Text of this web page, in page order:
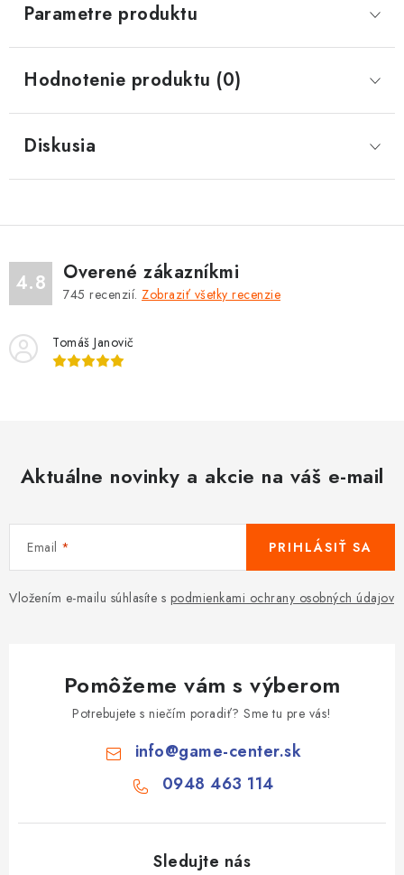
Parametre produktu
Hodnotenie produktu (0)
Diskusia
4.8 Overené zákazníkmi
745 recenzií. Zobraziť všetky recenzie
Tomáš Janovič
Aktuálne novinky a akcie na váš e-mail
Email
Vložením e-mailu súhlasíte s podmienkami ochrany osobných údajov
PRIHLÁSIŤ SA
Pomôžeme vám s výberom
Potrebujete s niečím poradiť? Sme tu pre vás!
info@game-center.sk
0948 463 114